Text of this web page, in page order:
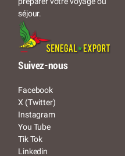
séjour.
Suivez-nous
Facebook
X (Twitter)
Instagram
You Tube
Tik Tok
Linkedin